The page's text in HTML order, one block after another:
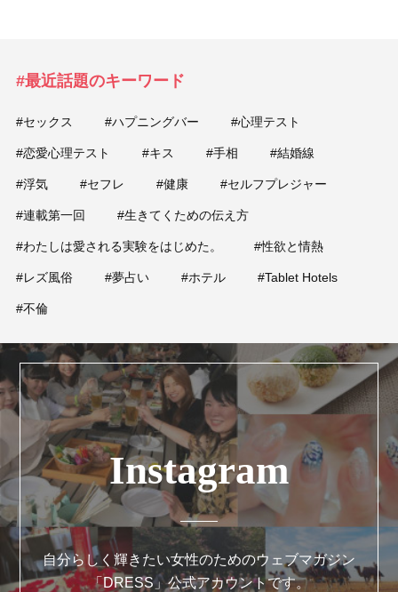
#最近話題のキーワード
#セックス #ハプニングバー #心理テスト
#恋愛心理テスト #キス #手相 #結婚線
#浮気 #セフレ #健康 #セルフプレジャー
#連載第一回 #生きてくための伝え方
#わたしは愛される実験をはじめた。 #性欲と情熱
#レズ風俗 #夢占い #ホテル #Tablet Hotels
#不倫
Instagram
自分らしく輝きたい女性のためのウェブマガジン
「DRESS」公式アカウントです。